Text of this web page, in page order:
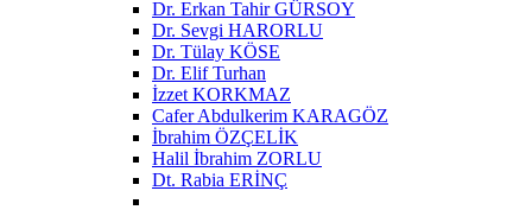
Dr. Erkan Tahir GÜRSOY
Dr. Sevgi HARORLU
Dr. Tülay KÖSE
Dr. Elif Turhan
İzzet KORKMAZ
Cafer Abdulkerim KARAGÖZ
İbrahim ÖZÇELİK
Halil İbrahim ZORLU
Dt. Rabia ERİNÇ